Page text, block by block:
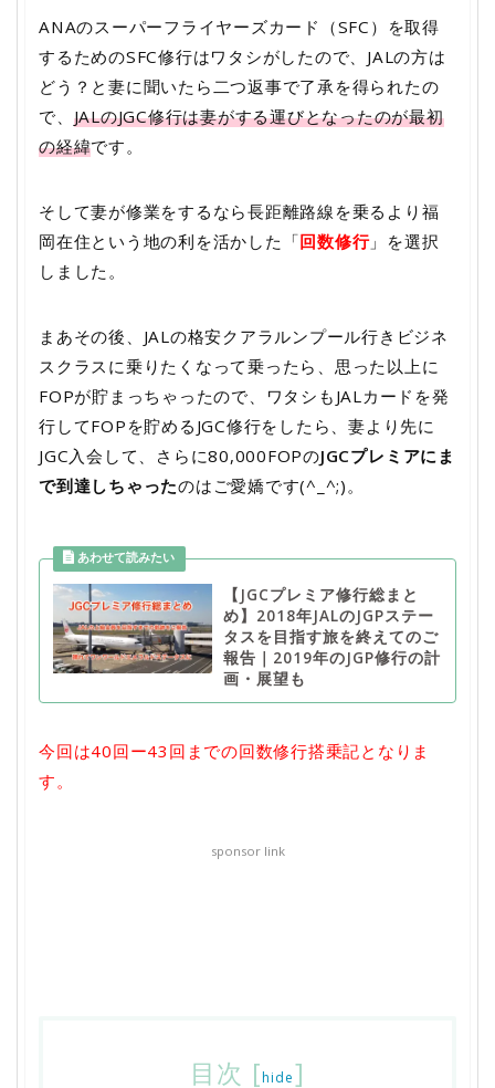
ANAのスーパーフライヤーズカード（SFC）を取得
するためのSFC修行はワタシがしたので、JALの方は
どう？と妻に聞いたら二つ返事で了承を得られたの
で、 JALのJGC修行は妻がする運びとなったのが最初
の経緯です。
そして妻が修業をするなら長距離路線を乗るより福
岡在住という地の利を活かした「回数修行」を選択
しました。
まあその後、JALの格安クアラルンプール行きビジネ
スクラスに乗りたくなって乗ったら、思った以上に
FOPが貯まっちゃったので、ワタシもJALカードを発
行してFOPを貯めるJGC修行をしたら、妻より先に
JGC入会して、さらに80,000FOPのJGCプレミアにま
で到達しちゃったのはご愛嬌です(^_^;)。
【JGCプレミア修行総まと
め】2018年JALのJGPステー
タスを目指す旅を終えてのご
報告｜2019年のJGP修行の計
画・展望も
今回は40回ー43回までの回数修行搭乗記となりま
す。
sponsor link
目次 [hide]